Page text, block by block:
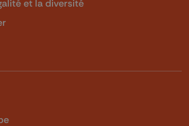
et la diversité